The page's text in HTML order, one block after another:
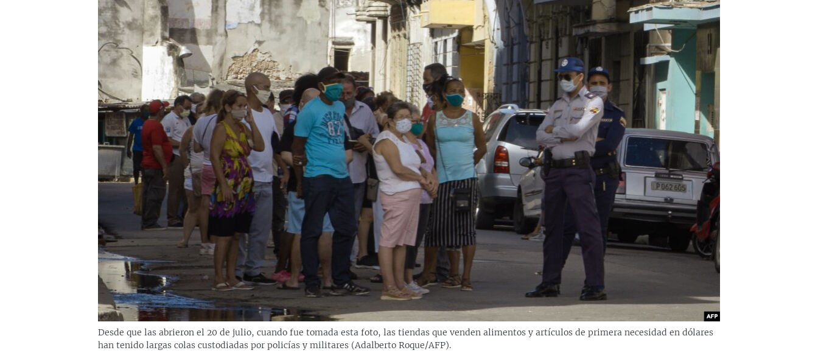
LA REALIDAD DE LA VIVIENDA EN
SER VIEJO EN CUBA
LOS SANTOS DE HIALEAH
DESINFORMACIÓN RUSA EN
Desde que las abrieron el 20 de julio, cuando fue tomada esta foto, las tiendas que venden alimentos y artículos de primera necesidad en dólares
han tenido largas colas custodiadas por policías y militares (Adalberto Roque/AFP).